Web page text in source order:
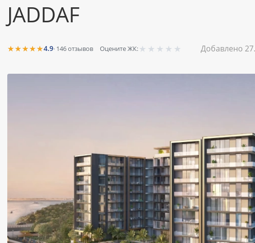
JADDAF
★★★★★4.9· 146отзывов Оцените ЖК:★ ★ ★ ★ ★ Добавлено